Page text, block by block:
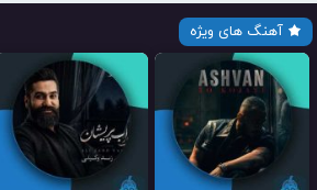
آهنگ های ویژه